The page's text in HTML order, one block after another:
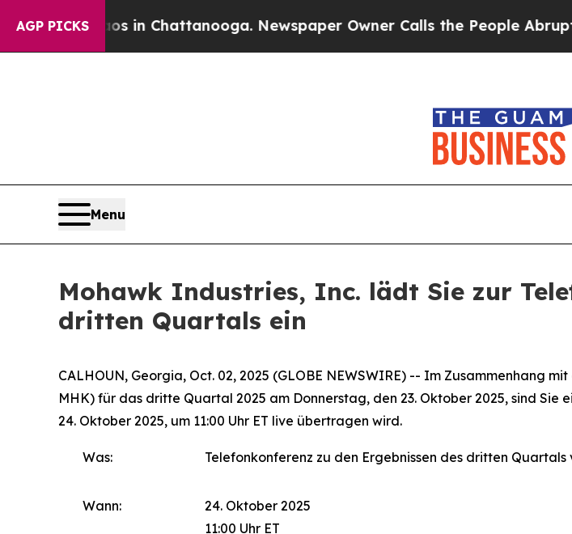
AGP PICKS
Chaos in Chattanooga. Newspaper Owner Calls the People Abruptly
Menu
Mohawk Industries, Inc. lädt Sie zur
dritten Quartals ein
CALHOUN, Georgia, Oct. 02, 2025 (GLOBE NEWSWIRE) -- Im Zusammenhang
MHK) für das dritte Quartal 2025 am Donnerstag, den 23. Oktober 2025, sind
24. Oktober 2025, um 11:00 Uhr ET live übertragen wird.
Was: Telefonkonferenz zu den Ergebnissen des dritten
Wann:
24. Oktober 2025
11:00 Uhr ET